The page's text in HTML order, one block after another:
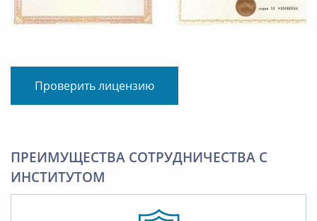
Проверить лицензию
ПРЕИМУЩЕСТВА СОТРУДНИЧЕСТВА С
ИНСТИТУТОМ